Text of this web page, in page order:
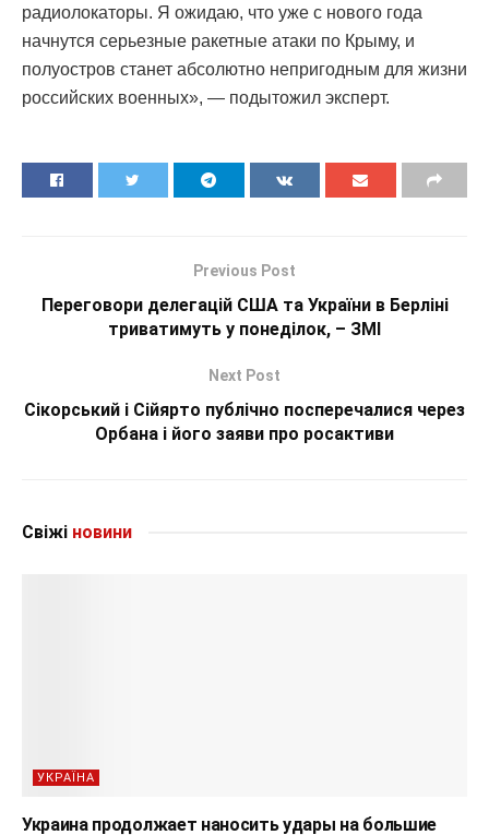
радиолокаторы. Я ожидаю, что уже с нового года
начнутся серьезные ракетные атаки по Крыму, и
полуостров станет абсолютно непригодным для жизни
российских военных», — подытожил эксперт.
Previous Post
Переговори делегацій США та України в Берліні
триватимуть у понеділок, – ЗМІ
Next Post
Сікорський і Сійярто публічно посперечалися через
Орбана і його заяви про росактиви
Свіжі новини
УКРАЇНА
Украина продолжает наносить удары на большие